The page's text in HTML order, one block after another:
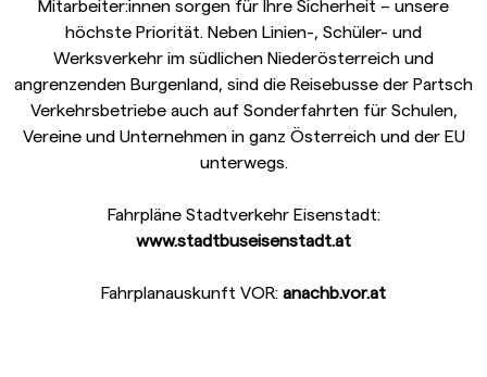
Mitarbeiter:innen sorgen für Ihre Sicherheit – unsere
höchste Priorität. Neben Linien-, Schüler- und
Werksverkehr im südlichen Niederösterreich und
angrenzenden Burgenland, sind die Reisebusse der Partsch
Verkehrsbetriebe auch auf Sonderfahrten für Schulen,
Vereine und Unternehmen in ganz Österreich und der EU
unterwegs.
Fahrpläne Stadtverkehr Eisenstadt:
www.stadtbuseisenstadt.at
Fahrplanauskunft VOR: anachb.vor.at